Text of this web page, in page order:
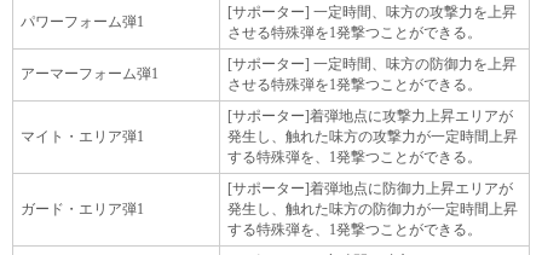
パワーフォーム弾1
[サポーター] 一定時間、味方の攻撃力を上昇
させる特殊弾を1発撃つことができる。
アーマーフォーム弾1
[サポーター] 一定時間、味方の防御力を上昇
させる特殊弾を1発撃つことができる。
マイト・エリア弾1
[サポーター]着弾地点に攻撃力上昇エリアが
発生し、触れた味方の攻撃力が一定時間上昇
する特殊弾を、1発撃つことができる。
ガード・エリア弾1
[サポーター]着弾地点に防御力上昇エリアが
発生し、触れた味方の防御力が一定時間上昇
する特殊弾を、1発撃つことができる。